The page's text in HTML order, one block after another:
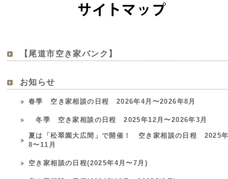
サイトマップ
【尾道市空き家バンク】
お知らせ
春季 空き家相談の日程 2026年4月〜2026年8月
冬季 空き家相談の日程 2025年12月〜2026年3月
夏は「松翠園大広間」で開催！ 空き家相談の日程 2025
8〜11月
空き家相談の日程(2025年4月〜7月)